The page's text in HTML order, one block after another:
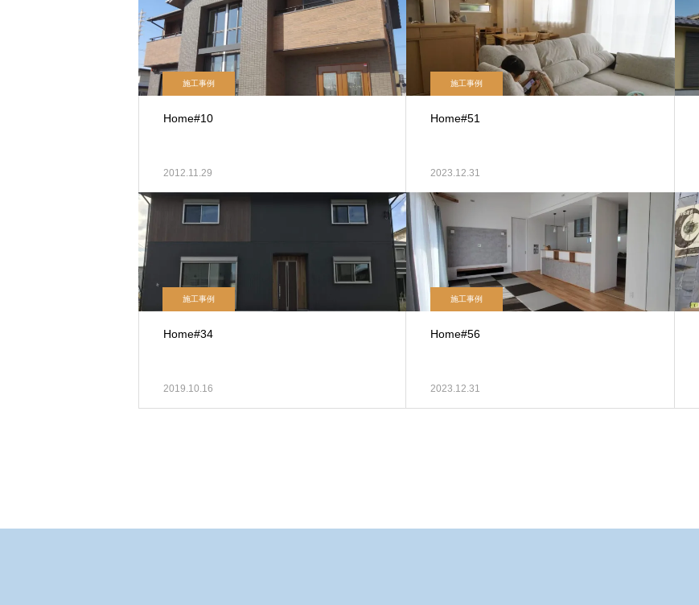
施工事例
Home#10
2012.11.29
施工事例
Home#51
2023.12.31
施工事例
Home#34
2019.10.16
施工事例
Home#56
2023.12.31